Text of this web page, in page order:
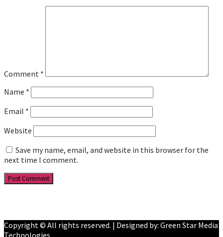
Comment *
Name *
Email *
Website
Save my name, email, and website in this browser for the
next time I comment.
Copyright © All rights reserved. | Designed by: Green Star Media